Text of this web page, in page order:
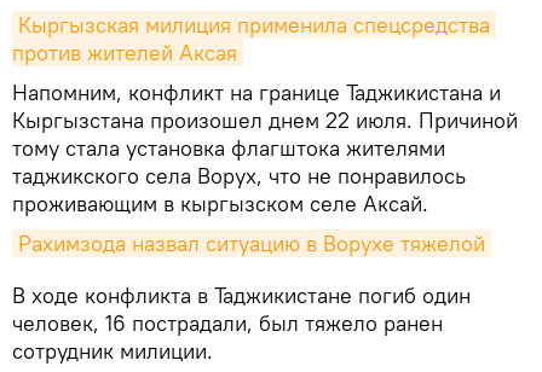
Кыргызская милиция применила спецсредства
против жителей Аксая
Напомним, конфликт на границе Таджикистана и
Кыргызстана произошел днем 22 июля. Причиной
тому стала установка флагштока жителями
таджикского села Ворух, что не понравилось
проживающим в кыргызском селе Аксай.
Рахимзода назвал ситуацию в Ворухе тяжелой
В ходе конфликта в Таджикистане погиб один
человек, 16 пострадали, был тяжело ранен
сотрудник милиции.